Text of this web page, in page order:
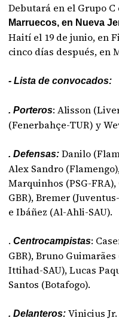
Debutará en el Grupo
Marruecos, en Nueva
Haití el 19 de junio, en
cinco días después, en
- Lista de convocados:
. Porteros: Alisson
(Fenerbahçe-TUR) y
. Defensas: Danilo
Alex Sandro
Marquinhos (PSG-
GBR), Bremer
e Ibáñez (Al-Ahli-SAU).
. Centrocampistas:
GBR), Bruno
Ittihad-SAU), Lucas
Santos (Botafogo).
. Delanteros: Vinicius